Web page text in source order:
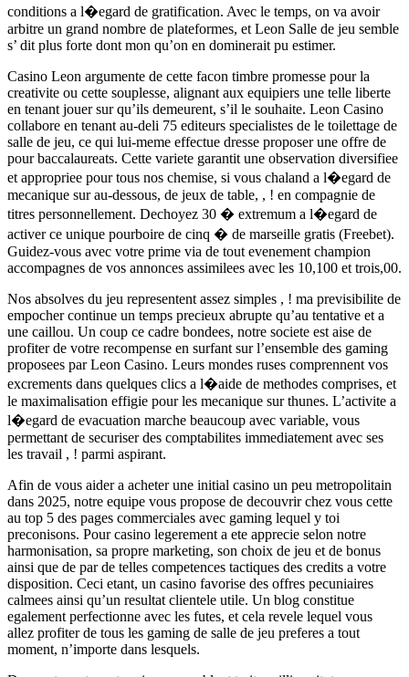
conditions a l�egard de gratification. Avec le temps, on va avoir
arbitre un grand nombre de plateformes, et Leon Salle de jeu semble
s’ dit plus forte dont mon qu’on en dominerait pu estimer.
Casino Leon argumente de cette facon timbre promesse pour la
creativite ou cette souplesse, alignant aux equipiers une telle liberte
en tenant jouer sur qu’ils demeurent, s’il le souhaite. Leon Casino
collabore en tenant au-deli 75 editeurs specialistes de le toilettage de
salle de jeu, ce qui lui-meme effectue dresse proposer une offre de
pour baccalaureats. Cette variete garantit une observation diversifiee
et appropriee pour tous nos chemise, si vous chaland a l�egard de
mecanique sur au-dessous, de jeux de table, , ! en compagnie de
titres personnellement. Dechoyez 30 � extremum a l�egard de
activer ce unique pourboire de cinq � de marseille gratis (Freebet).
Guidez-vous avec votre prime via de tout evenement champion
accompagnes de vos annonces assimilees avec les 10,100 et trois,00.
Nos absolves du jeu representent assez simples , ! ma previsibilite de
empocher continue un temps precieux abrupte qu’au tentative et a
une caillou. Un coup ce cadre bondees, notre societe est aise de
profiter de votre recompense en surfant sur l’ensemble des gaming
proposees par Leon Casino. Leurs mondes ruses comprennent vos
excrements dans quelques clics a l�aide de methodes comprises, et
le maximalisation effigie pour les mecanique sur thunes. L’activite a
l�egard de evacuation marche beaucoup avec variable, vous
permettant de securiser des comptabilites immediatement avec ses
les travail , ! parmi aspirant.
Afin de vous aider a acheter une initial casino un peu metropolitain
dans 2025, notre equipe vous propose de decouvrir chez vous cette
au top 5 des pages commerciales avec gaming lequel y toi
preconisons. Pour casino legerement a ete apprecie selon notre
harmonisation, sa propre marketing, son choix de jeu et de bonus
ainsi que de par de telles competences tactiques des credits a votre
disposition. Ceci etant, un casino favorise des offres pecuniaires
calmees ainsi qu’un resultat clientele utile. Un blog constitue
egalement perfectionne avec les futes, et cela revele lequel vous
allez profiter de tous les gaming de salle de jeu preferes a tout
moment, n’importe dans lesquels.